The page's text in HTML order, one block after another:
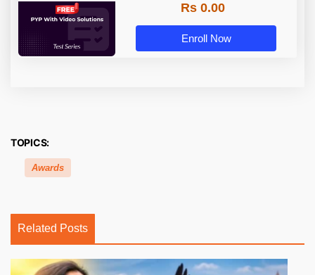
Rs 0.00
Enroll Now
TOPICS:
Awards
Related Posts